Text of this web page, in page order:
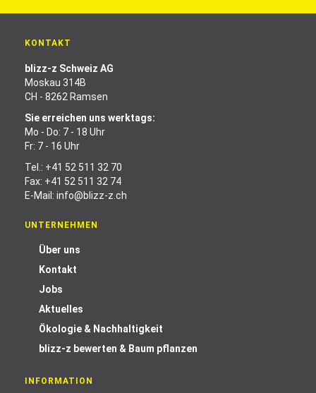
KONTAKT
blizz-z Schweiz AG
Moskau 314B
CH - 8262 Ramsen
Sie erreichen uns werktags:
Mo - Do: 7 - 18 Uhr
Fr: 7 - 16 Uhr
Tel.: +41 52 511 32 70
Fax: +41 52 511 32 74
E-Mail: info@blizz-z.ch
UNTERNEHMEN
Über uns
Kontakt
Jobs
Aktuelles
Ökologie & Nachhaltigkeit
blizz-z bewerten & Baum pflanzen
INFORMATION